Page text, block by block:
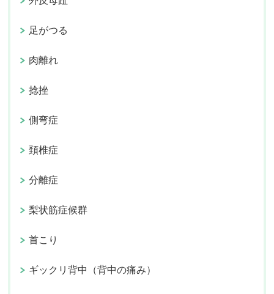
足がつる
肉離れ
捻挫
側弯症
頚椎症
分離症
梨状筋症候群
首こり
ギックリ背中（背中の痛み）